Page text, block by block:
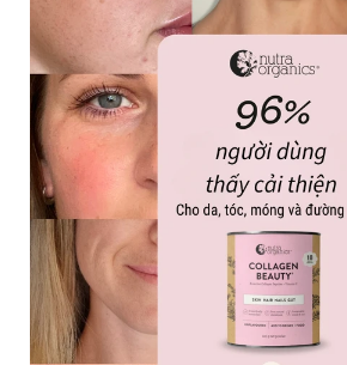
SERVING SIZE: 12 G
AVG. QTY.
PER SERVE
ENERGY
PROTEIN, TOTAL
- COLLAGEN
PEPTIDES
- VERISOL
PEPTIDES
173 kJ
8.3 g (17 %
8.2 g
3.0 g
NOT